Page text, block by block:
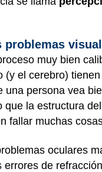
problemas
muy bien
(y el cerebro)
una persona vea
que la estructura
fallar muchas
oculares
errores de